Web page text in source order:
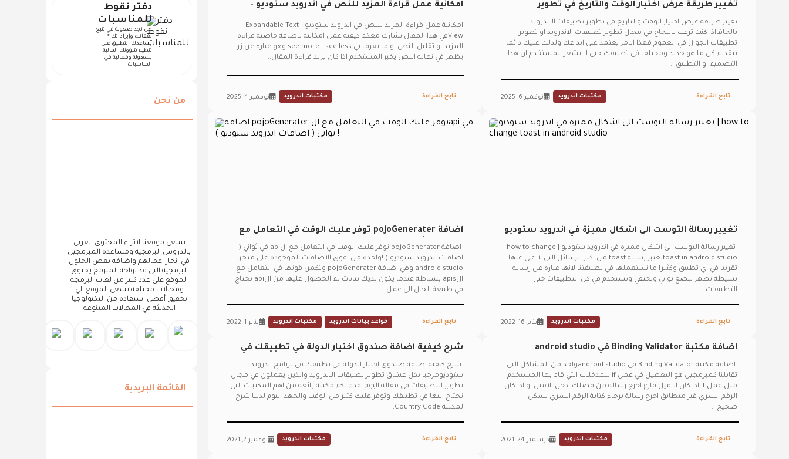
تغيير طريقة عرض اختيار الوقت والتاريخ في تطوير
تطبيقات الاندرويد بالجافا DatePicker
تغيير طريقة عرض اختيار الوقت والتاريخ في تطوير تطبيقات الاندرويد
بالجافااذا كنت ترغب بالنجاح في مجال تطوير تطبيقات الاندرويد او تطوير
تطبيقات الجوال في العموم فهذا الامر يعتمد على ابداعك ولذلك عليك دائما
بتقديم كل ما هو جديد ومختلف في تطبيقك حتى لا يشعر المستخدم ان هذا
التصميم او التطبيق...
تابع القراءة مكتبات اندرويد نوفمبر 6, 2025
امكانية عمل قراءة المزيد للنص في اندرويد ستوديو –
امكانية عمل قراءة المزيد للنص في اندرويد ستوديو - Expandable Text
Viewفي هذا المقال نشارك معكم كيفية عمل امكانية لاضافة خاصية قراءة
المزيد او تقليل النص او ما يعرف بي see more - see less وهو عباره عن زر
يظهر في نهايه النص يخبر المستخدم اذا كان يريد قراءة المقال...
تابع القراءة مكتبات اندرويد نوفمبر 4, 2025
تغيير رسالة التوست الى اشكال مميزة في اندرويد ستوديو
| how to change toast in android studio
تغيير رسالة التوست الى اشكال مميزة في اندرويد ستوديو | how to change
toast in android studioتعتبر رسالة toast من اكثر الرسائل التي لا غنى عنها
تقريبا في اي تطبيق وكثيرا ما نستعملها في تطبيقتنا لانها عباره عن رساله
بسيطة تظهر لبضع ثواني وتختفي وتستخدم في كل التطبيقات حتى
التطبيقات...
تابع القراءة مكتبات اندرويد يناير 16, 2022
اضافة pojoGenerater توفر عليك الوقت في التعامل مع
الapi في ثواني ( اضافات اندرويد ستوديو ) !
اضافة pojoGenerater توفر عليك الوقت في التعامل مع الapi في ثواني (
اضافات اندرويد ستوديو ) !واحده من اقوى الاضافات الموجوده على متجر
android studio وهي اضافة pojoGenerater وتكمن قوتها في التعامل مع
الapis ببساطة عندما يكون لديك بيانات تم الحصول عليها من الapi تحتاج
في طبيعة الحال الى عمل...
تابع القراءة قواعد بيانات اندرويد مكتبات اندرويد يناير 1, 2022
اضافة مكتبة Binding Validator في android studio
اضافة مكتبة Binding Validator في android studioواحد من المشاكل التي
تقابلنا كمبرمجين هو التعطيل في عمل if للمدخلات التي قام بها المستخدم
مثل عمل if اذا كان الاميل فارغ اخرج رسالة من فضلك ادخل الاميل او اذا كان
الرقم السري غير متطابق اخرج رسالة برجاء كتابة الرقم السري بشكل
صحيح...
تابع القراءة مكتبات اندرويد ديسمبر 24, 2021
شرح كيفية اضافة صندوق اختيار الدولة في تطبيقك في
برنامج اندرويد ستوديو
شرح كيفية اضافة صندوق اختيار الدولة في تطبيقك في برنامج اندرويد
ستوديومرحبا بكل عشاق تطوير تطبيقات الاندرويد والذين يعملون في مجال
تطوير التطبيقات في مقالة اليوم اقدم لكم مكتبة رائعه من اهم المكتبات التي
تحتاج اليها في تطبيقك وتوفر عليك كثير من الوقت والجهد اليوم لدينا شرح
لمكتبة Country Code...
تابع القراءة مكتبات اندرويد نوفمبر 2, 2021
دفتر نقوط
للمناسبات
هل تجد صعوبة في تتبع
نفقاتك وإيراداتك ؟
يساعدك التطبيق على
تنظيم شؤونك المالية
بسهولة وفعالية في
المناسبات
من نحن
يسعى موقعنا لاثراء المحتوى العربي
بالدروس البرمجيه ومساعده المبرمجين
في انجاز اعمالهم واضافه بعض الحلول
البرمجيه التي قد تواجه المبرمج يحتوي
الموقع على عدد كبير من لغات البرمجه
ومجالات مختلفه يسعى الموقع الي
تحقيق أقصى استفادة من التكنولوجيا
الحديثه في المجالات المتنوعه
القائمة البريدية